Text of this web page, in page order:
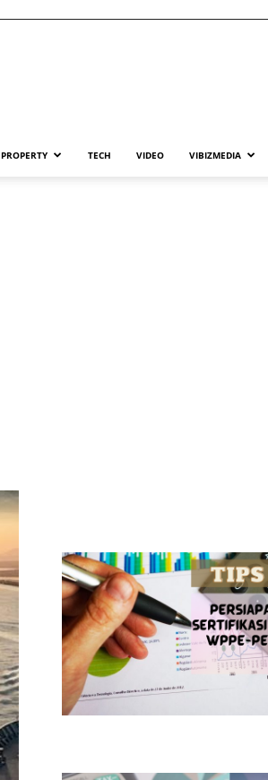
PROPERTY TECH VIDEO VIBIZMEDIA